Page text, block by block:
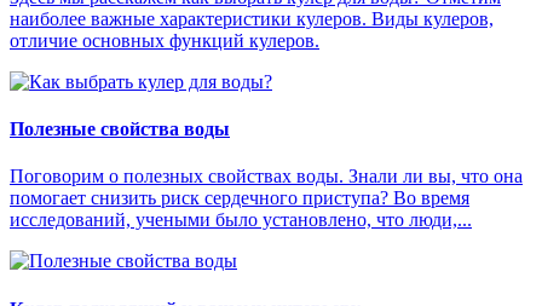
наиболее важные характеристики кулеров. Виды кулеров,
отличие основных функций кулеров.
Полезные свойства воды
Поговорим о полезных свойствах воды. Знали ли вы, что она
помогает снизить риск сердечного приступа? Во время
исследований, учеными было установлено, что люди,...